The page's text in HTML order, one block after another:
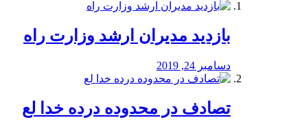
بازدید مدیران ارشد وزارت راه
دسامبر 24, 2019
تصادف در محدوده درده خدا لع